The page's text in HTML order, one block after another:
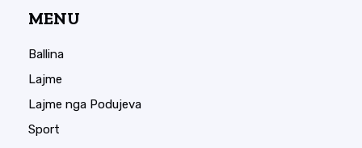
MENU
Ballina
Lajme
Lajme nga Podujeva
Sport